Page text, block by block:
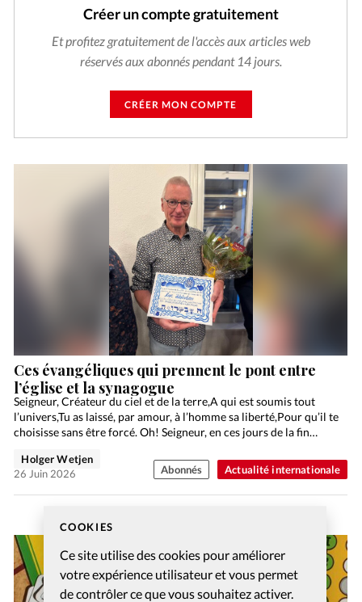
COOKIES
Ce site utilise des cookies pour améliorer
votre expérience utilisateur et vous permet
de contrôler ce que vous souhaitez activer.
Créer un compte gratuitement
Et profitez gratuitement de l'accès aux articles web
réservés aux abonnés pendant 14 jours.
CRÉER MON COMPTE
Actualité internationale
Ces évangéliques qui prennent le pont entre
l’église et la synagogue
Seigneur, Créateur du ciel et de la terre,A qui est soumis tout
l’univers,Tu as laissé, par amour, à l’homme sa liberté,Pour qu’il te
choisisse sans être forcé. Oh! Seigneur, en ces jours de la fin…
Holger Wetjen
26 Juin 2026
Abonnés